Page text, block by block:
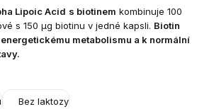
Lipoic Acid s biotinem kombinuje 100
s 150 μg biotinu v jedné kapsli. Biotin
metabolismu a k normální
Bez laktozy